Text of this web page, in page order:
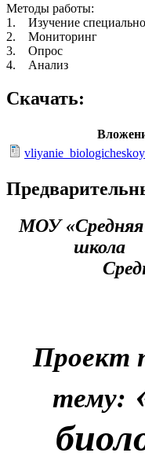
Методы работы:
1. Изучение
2. Мониторинг
3. Опрос
4. Анализ
Скачать:
МОУ «Средняя
Проект
тему: